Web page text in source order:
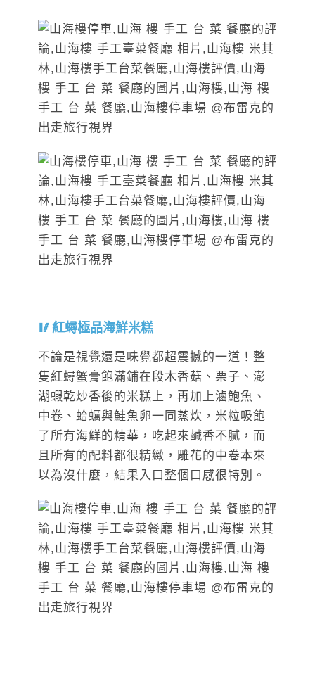
紅蟳極品海鮮米糕
不論是視覺還是味覺都超震撼的一道！整
隻紅蟳蟹膏飽滿鋪在段木香菇、栗子、澎
湖蝦乾炒香後的米糕上，再加上滷鮑魚、
中卷、蛤蠣與鮭魚卵一同蒸炊，米粒吸飽
了所有海鮮的精華，吃起來鹹香不膩，而
且所有的配料都很精緻，雕花的中卷本來
以為沒什麼，結果入口整個口感很特別。